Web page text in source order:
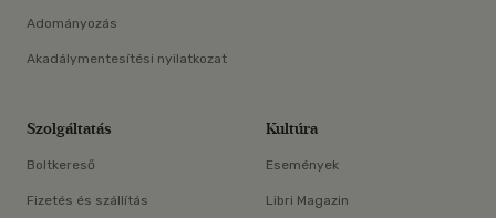
Adományozás
Akadálymentesítési nyilatkozat
Szolgáltatás
Boltkereső
Fizetés és szállítás
Kultúra
Események
Libri Magazin